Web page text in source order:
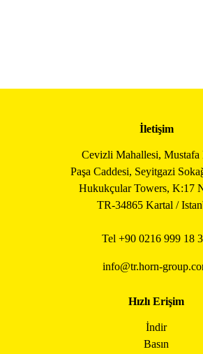
İletişim
Cevizli Mahallesi, Mustafa
Paşa Caddesi, Seyitgazi
Hukukçular Towers, K:17
TR-34865 Kartal /
Tel +90 0216 999 18
info@tr.horn-
Hızlı Erişim
İndir
Basın